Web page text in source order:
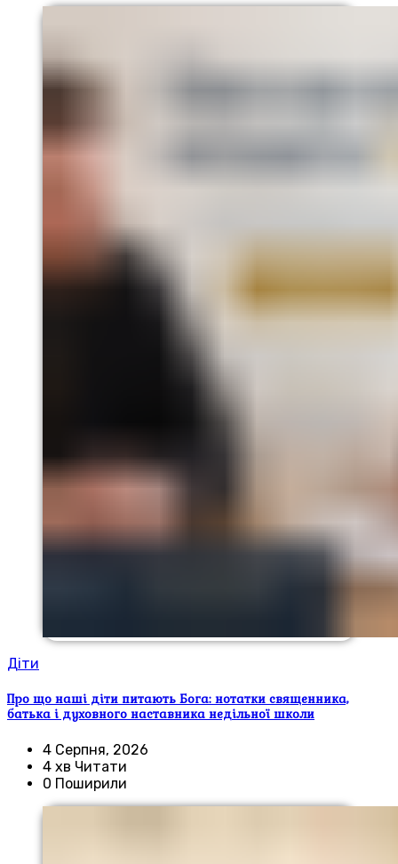
Діти
Про що наші діти питають Бога: нотатки священника,
батька і духовного наставника недільної школи
4 Серпня, 2026
4 хв Читати
0 Поширили